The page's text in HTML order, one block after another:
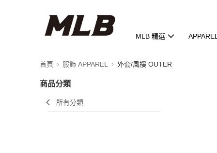
MLB 精選
首頁 服飾 APPAREL 外套/風褸 OUTER
商品分類
所有分類